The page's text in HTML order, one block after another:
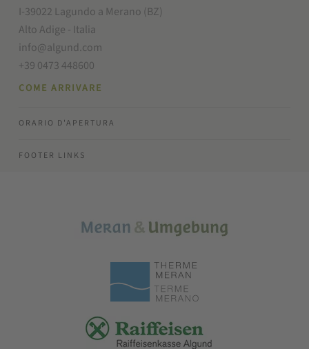
I-39022 Lagundo a Merano (BZ)
Alto Adige - Italia
info@algund.com
+39 0473 448600
COME ARRIVARE
ORARIO D'APERTURA
FOOTER LINKS